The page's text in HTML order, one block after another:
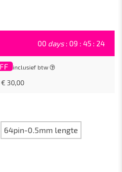
00 days : 09 : 45 : 24
inclusief btw
30,00
64pin-0.5mm lengte